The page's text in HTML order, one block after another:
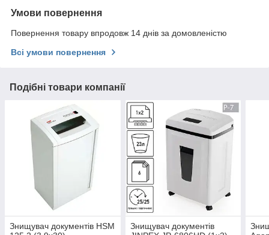
Умови повернення
Повернення товару впродовж 14 днів за домовленістю
Всі умови повернення
Подібні товари компанії
Знищувач документів HSM
Знищувач документів